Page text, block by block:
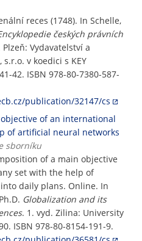
reces (1748). In Schelle,
českých právních
Vydavatelství a
v koedici s KEY
42. ISBN 978-80-7380-587-
publication/32147/cs
of an international
of artificial neural networks
sborníku
of a main objective
set with the help of
daily plans. Online. In
Globalization and its
. 1. vyd. Zilina: University
ISBN 978-80-8154-191-9.